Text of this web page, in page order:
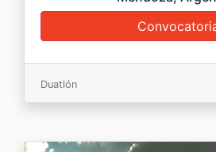
Duatlón